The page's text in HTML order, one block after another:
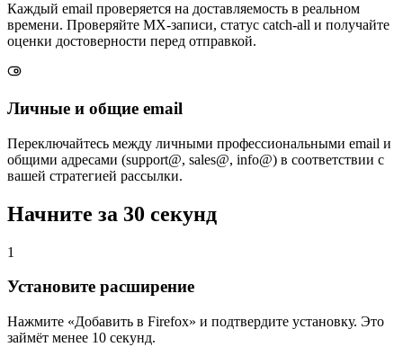
Каждый email проверяется на доставляемость в реальном
времени. Проверяйте MX-записи, статус catch-all и получайте
оценки достоверности перед отправкой.
Личные и общие email
Переключайтесь между личными профессиональными email и
общими адресами (support@, sales@, info@) в соответствии с
вашей стратегией рассылки.
Начните за 30 секунд
1
Установите расширение
Нажмите «Добавить в Firefox» и подтвердите установку. Это
займёт менее 10 секунд.